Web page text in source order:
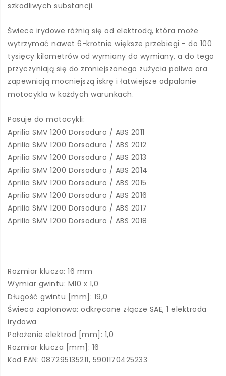
szkodliwych substancji.
Świece irydowe różnią się od elektrodą, która może
wytrzymać nawet 6-krotnie większe przebiegi - do 100
tysięcy kilometrów od wymiany do wymiany, a do tego
przyczyniają się do zmniejszonego zużycia paliwa ora
zapewniają mocniejszą iskrę i łatwiejsze odpalanie
motocykla w każdych warunkach.
Pasuje do motocykli:
Aprilia SMV 1200 Dorsoduro / ABS 2011
Aprilia SMV 1200 Dorsoduro / ABS 2012
Aprilia SMV 1200 Dorsoduro / ABS 2013
Aprilia SMV 1200 Dorsoduro / ABS 2014
Aprilia SMV 1200 Dorsoduro / ABS 2015
Aprilia SMV 1200 Dorsoduro / ABS 2016
Aprilia SMV 1200 Dorsoduro / ABS 2017
Aprilia SMV 1200 Dorsoduro / ABS 2018
Rozmiar klucza: 16 mm
Wymiar gwintu: M10 x 1,0
Długość gwintu [mm]: 19,0
Świeca zapłonowa: odkręcane złącze SAE, 1 elektroda
irydowa
Położenie elektrod [mm]: 1,0
Rozmiar klucza [mm]: 16
Kod EAN: 087295135211, 5901170425233